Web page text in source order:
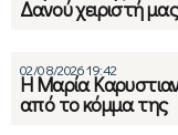
Δανού χειριστή
02/08/2026 19:42
Η Μαρία
από το κόμμα της